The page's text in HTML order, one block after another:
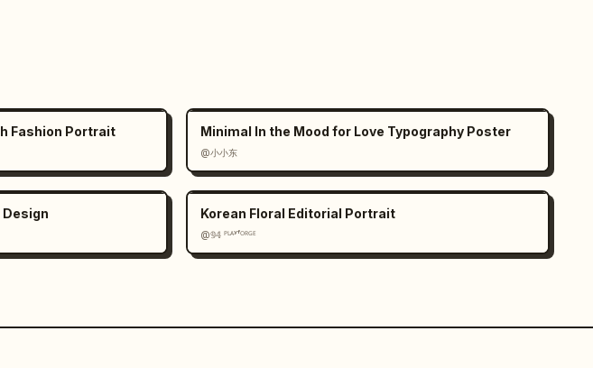
texte de
pastille de
suivie
书, 美团, 大众
Gardez
bas.
des
Fashion Portrait Minimal In the Mood for Love Typography Poster
@小小东
Korean Floral Editorial Portrait
@𝟡𝟜 ᴾᴸᴬʸᶠᴼᴿᴳᴱ